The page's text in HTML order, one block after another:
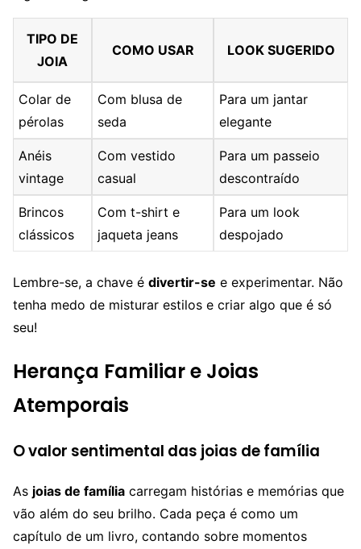
TIPO DE
JOIA
COMO USAR LOOK SUGERIDO
Colar de
pérolas
Com blusa de
seda
Para um jantar
elegante
Anéis
vintage
Com vestido
casual
Para um passeio
descontraído
Brincos
clássicos
Com t-shirt e
jaqueta jeans
Para um look
despojado
Lembre-se, a chave é divertir-se e experimentar. Não
tenha medo de misturar estilos e criar algo que é só
seu!
Herança Familiar e Joias
Atemporais
O valor sentimental das joias de família
As joias de família carregam histórias e memórias que
vão além do seu brilho. Cada peça é como um
capítulo de um livro, contando sobre momentos